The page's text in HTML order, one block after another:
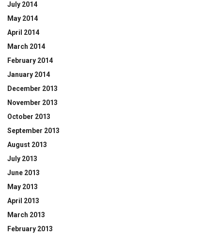
July 2014
May 2014
April 2014
March 2014
February 2014
January 2014
December 2013
November 2013
October 2013
September 2013
August 2013
July 2013
June 2013
May 2013
April 2013
March 2013
February 2013